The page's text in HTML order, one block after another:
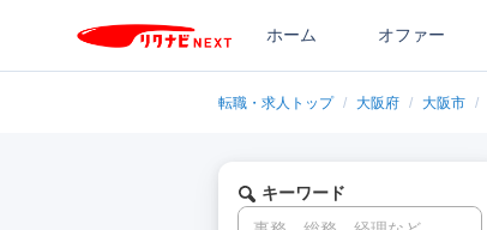
ホーム オファー
転職・求人トップ / 大阪府 / 大阪市 /
キーワード